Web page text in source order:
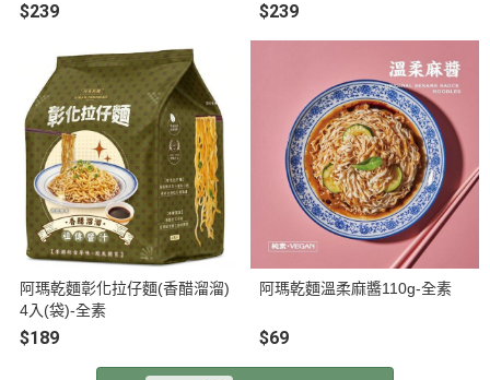
$239 $239
阿瑪乾麵彰化拉仔麵(香醋溜溜)
4入(袋)-全素
$189
阿瑪乾麵溫柔麻醬110g-全素
$69